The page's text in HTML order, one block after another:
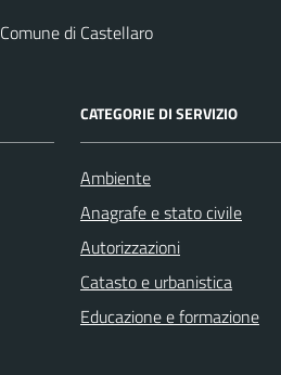
Comune di Castellaro
CATEGORIE DI SERVIZIO
Ambiente
Anagrafe e stato civile
Autorizzazioni
Catasto e urbanistica
Educazione e formazione